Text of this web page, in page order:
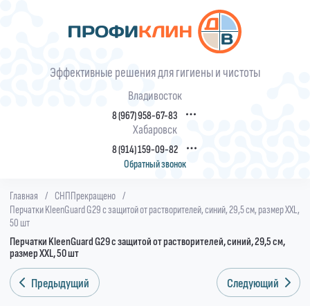
Эффективные решения для гигиены и чистоты
Владивосток
8 (967) 958-67-83
Хабаровск
8 (914) 159-09-82
Обратный звонок
Главная / СНППрекращено /
Перчатки KleenGuard G29 с защитой от растворителей, синий, 29,5 см, размер XXL,
50 шт
Перчатки KleenGuard G29 с защитой от растворителей, синий, 29,5 см,
размер XXL, 50 шт
Предыдущий Следующий